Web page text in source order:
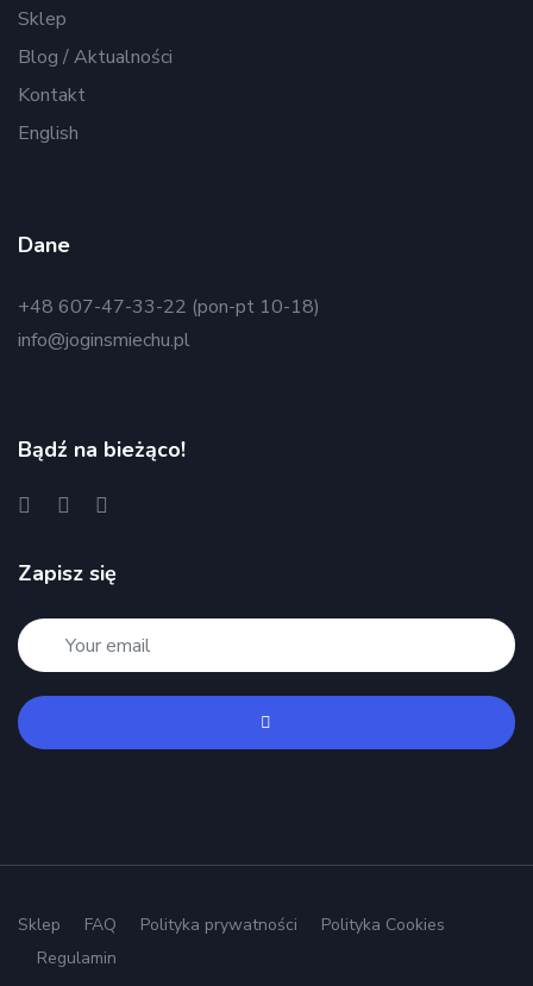
Sklep
Blog / Aktualności
Kontakt
English
Dane
+48 607-47-33-22 (pon-pt 10-18)
info@joginsmiechu.pl
Bądź na bieżąco!
Zapisz się
Sklep FAQ Polityka prywatności
Polityka Cookies
Regulamin